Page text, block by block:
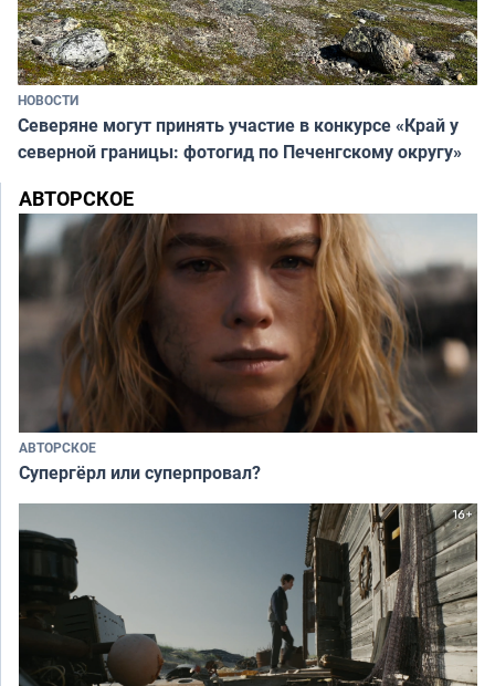
НОВОСТИ
Северяне могут принять участие в конкурсе «Край у
северной границы: фотогид по Печенгскому округу»
АВТОРСКОЕ
АВТОРСКОЕ
Супергёрл или суперпровал?